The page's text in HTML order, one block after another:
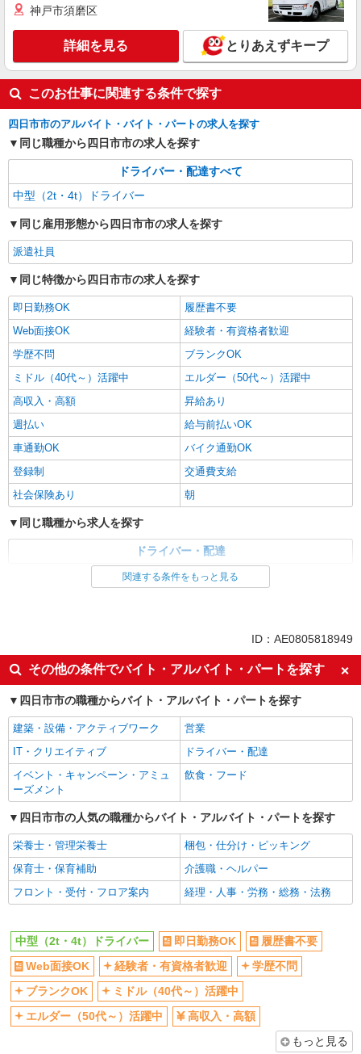
神戸市須磨区
詳細を見る とりあえずキープ
このお仕事に関連する条件で探す
四日市市のアルバイト・バイト・パートの求人を探す
同じ職種から四日市市の求人を探す
ドライバー・配達すべて
中型（2t・4t）ドライバー
同じ雇用形態から四日市市の求人を探す
派遣社員
同じ特徴から四日市市の求人を探す
即日勤務OK
履歴書不要
Web面接OK
経験者・有資格者歓迎
学歴不問
ブランクOK
ミドル（40代～）活躍中
エルダー（50代～）活躍中
高収入・高額
昇給あり
週払い
給与前払いOK
車通勤OK
バイク通勤OK
登録制
交通費支給
社会保険あり
朝
同じ職種から求人を探す
ドライバー・配達
同じ特徴から求人を探す関連する条件をもっと見る
ID：AE0805818949
その他の条件でバイト・アルバイト・パートを探す
四日市市の職種からバイト・アルバイト・パートを探す
建築・設備・アクティブワーク
営業
IT・クリエイティブ
ドライバー・配達
イベント・キャンペーン・アミュ
ーズメント
飲食・フード
四日市市の人気の職種からバイト・アルバイト・パートを探す
栄養士・管理栄養士
梱包・仕分け・ピッキング
保育士・保育補助
介護職・ヘルパー
フロント・受付・フロア案内
経理・人事・労務・総務・法務
中型（2t・4t）ドライバー 即日勤務OK
履歴書不要
Web面接OK
経験者・有資格者歓迎
学歴不問
ブランクOK
ミドル（40代～）活躍中
エルダー（50代～）活躍中
高収入・高額
もっと見る